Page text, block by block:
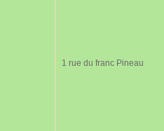
1 rue du franc Pineau